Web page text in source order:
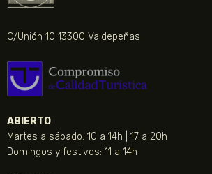
C/Unión 10 13300 Valdepeñas
ABIERTO
Martes a sábado: 10 a 14h | 17 a 20h
Domingos y festivos: 11 a 14h